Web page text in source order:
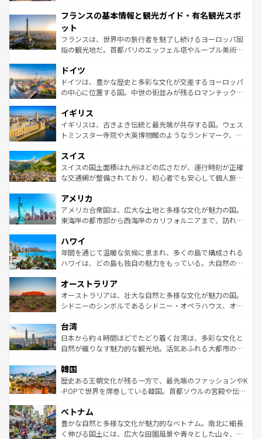
ませてくれるイタリアで、忘れられない旅をしてみよう！
なお、新着のイタリア情報は
しい。
文化が根付くこの国では、情熱的なフラメンコ、熱気あふ
れる闘牛、そして美味しいタパスが生活の一部となってい
る。首都マドリードの洗練された雰囲気や、バルセロナの
アートに溢れた街角から、地方では古代ローマ遺跡や中世
せる。地方によって風土や気候が異なるスペインはその個
性で訪れる人を魅了する。 なお、新着のスペイン情報は コ
ンテンツ一覧を参照してほしい。
フランスの基本情報と観光ガイド・有名観光スポ
ット
フランスは、世界中の旅行者を魅了し続けるヨーロッパ屈
指の観光地だ。首都パリのエッフェル塔やルーブル美術館
で、幅広い魅力が詰まっている。華麗な宮殿、歴史的な大
聖堂、美しいビーチ、そして豊かな自然が、訪れる者を心
から魅了する。また、フランスは美食の国としても知ら
いる。シャンパンの発祥地であるランス、プロヴァンスの
香り高いラベンダー畑など、多彩な楽しみ方が可能だ。さ
らに、パリ以外の地域にも魅力が溢れており、どの街角に
れる地方に足を運ぶとそれぞれで全く異なる文化を体験で
きるだろう。 なお、新着のフランス情報はコンテンツ一覧
を参照してほしい。
ドイツ
ドイツは、豊かな歴史と多彩な文化が交差するヨーロッパ
の中心に位置する国。中世の街並みが残るロマンチック街
顔を持つこの国は、どこを歩いても飽きることがない。ベ
ルリンの文化的活気、バイエルン州のアルプスの絶景、そ
してライン川沿いのワイン畑といった風景は必見。ビール
は、お酒好きな人にはぜひ体験してほしい。 なお、新着の
ドイツ情報はコンテンツ一覧を参照してほしい。
イギリス
イギリスは、古きよき伝統と最先端が共存する国。ウェス
トミンスター寺院や大英博物館のようなランドマーク、歴
リアごとに異なる魅力がある。また、優雅なアフタヌーン
ティー、ビール好きにはたまらない英国パブ、サッカー観
戦など、本場だからこそできる体験も豊富。イギリスを旅
ンツ一覧を参照してほしい。
スイス
スイスの国土面積は九州ほどの広さだが、運行時刻が正確
な交通網が整備されており、初心者でも安心して個人旅行
の建物がそのまま残る町や、スイスならではのユニークな
博物館もあり、アルプス観光だけでなく町歩きも満喫する
ことができる。国民の所得が高いため物価も高いが、旅行
ば市内交通費無料で観光を楽しむこともできる。 なお、新
着のスイス情報はコンテンツ一覧 を参照してほしい。
アメリカ
アメリカ合衆国は、広大な土地と多様な文化が魅力の国。
東海岸の都市部から西海岸のカリフォルニアまで、訪れる
のような巨大都市は、観光、ショッピング、エンターテイ
ンメントが詰まった刺激的なスポットだ。一方、アメリカ
西部には大自然が広がり、グランドキャニオンやイエロー
部のニューオーリンズでは、音楽と美食が融合した独特の
文化が魅力。旅行者はアメリカの各地域で異なる魅力を楽
しみながら、その多様性と豊かな歴史を感じることができ
ならではの贅沢な旅のスタイルだ。 なお、新着のアメリカ
情報はコンテンツ一覧を参照してほしい。
ハワイ
年間を通じて温暖な気候に恵まれ、多くの島で構成される
ハワイは、どの島も独自の魅力をもっている。大自然の神
ワイ島は見逃せない。また、定番の観光地といえばオアフ
島だが、静かな自然を求めるならマウイ島やカウアイ島が
おすすめ。エメラルドグリーンに輝く海をはじめ、豊かな
れるおもてなしの心で訪れる人々を迎えてくれるハワイの
人々、おいしいローカルフードやハワイアンミュージッ
ク、伝統的なフラダンスなど、すべてがハワイの魅力を彩
ワイを、存分に味わってほしい。 なお、新着のハワイ情報
はコンテンツ一覧を参照してほしい。
オーストラリア
オーストラリアは、壮大な自然と多様な文化が魅力の国。
シドニーのシンボルであるシドニー・オペラハウス、オー
リアリーフや大陸中央部にそびえるウルル（エアーズロッ
ク）、タスマニアの美しい原生林やケアンズの熱帯雨林な
ど、見どころがたくさん。また、カフェやワイン、オージ
いる。アクティビティも充実しており、サーフィンやダイ
ビング、ハイキングなど、アウトドア好きにはたまらな
い。オーストラリアの多彩な魅力を存分に味わいつくそ
参照してほしい。
台湾
日本から約４時間ほどでたどり着く台湾は、多彩な文化と
自然が織りなす魅力的な観光地。活気あふれる大都市の台
ン）、静ひつな山岳地帯である台湾東部など、都市の喧騒
と山間の静けさが共存しており、訪れる人に新しい発見と
驚きをもたらしてくれる。また、奥深い台湾の食文化も魅
容にもいいと評判のスイーツなど、バラエティ豊かな料理
が味わえる。 なお、新着の台湾情報は コンテンツ一覧を参
照してほしい。
韓国
歴史ある王朝文化が残る一方で、最先端のファッションやK
-POPで世界を席巻している韓国。首都ソウルの宮殿や伝統
き、地方に足を延ばせば四季折々の自然美を楽しむことが
できる。そして、キムチや焼肉、絶品のストリートフード
まで、さまざまな韓国料理が待っている。夜には、韓国な
ベトナム
豊かな自然と多様な文化が魅力的なベトナム。南北に細長
く伸びる国土には、広大な田園風景や青々とした山々、世